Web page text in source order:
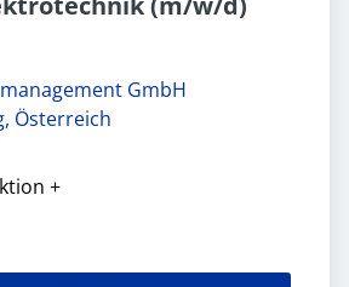
GmbH
Österreich
+